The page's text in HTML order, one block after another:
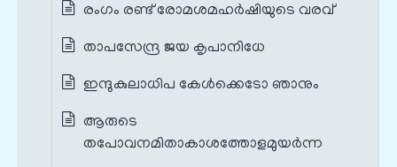
രംഗം രണ്ട് രോമശമഹർഷിയുടെ വരവ്
താപസേന്ദ്ര ജയ കൃപാനിധേ
ഇന്ദുകുലാധിപ കേൾക്കെടോ ഞാനും
ആരുടെ
തപോവനമിതാകാശത്തോളമുയര്‍ന്ന